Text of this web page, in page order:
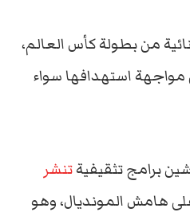
من بطولة كأس العالم،
استهدافها سواء
برامج تثقيفيةتنشر
هامش المونديال، وهو